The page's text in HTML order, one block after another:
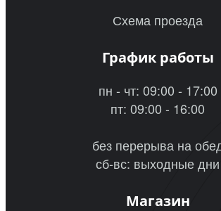
Схема проезда
График работы
пн - чт: 09:00 - 17:00
пт: 09:00 - 16:00
без перерыва на
сб-вс: выходные дни
Магазин